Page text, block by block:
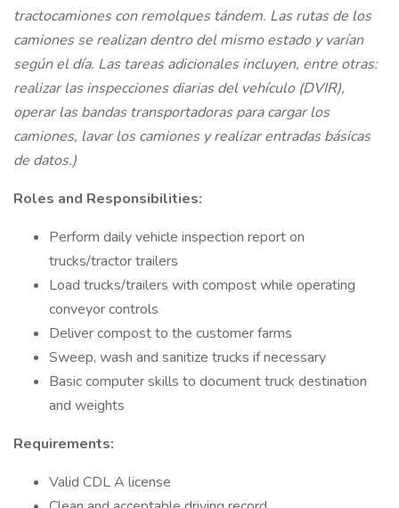
tractocamiones con remolques tándem. Las rutas de los
camiones se realizan dentro del mismo estado y varían
según el día. Las tareas adicionales incluyen, entre otras:
realizar las inspecciones diarias del vehículo (DVIR),
operar las bandas transportadoras para cargar los
camiones, lavar los camiones y realizar entradas básicas
de datos.)
Roles and Responsibilities:
Perform daily vehicle inspection report on
trucks/tractor trailers
Load trucks/trailers with compost while operating
conveyor controls
Deliver compost to the customer farms
Sweep, wash and sanitize trucks if necessary
Basic computer skills to document truck destination
and weights
Requirements:
Valid CDL A license